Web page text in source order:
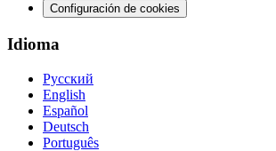
Configuración de cookies
Idioma
Русский
English
Español
Deutsch
Português